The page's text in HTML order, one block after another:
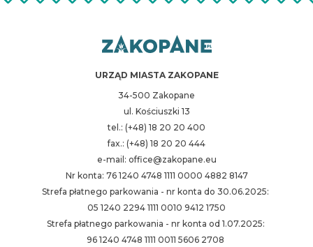
URZĄD MIASTA ZAKOPANE
34-500 Zakopane
ul. Kościuszki 13
tel.: (+48) 18 20 20 400
fax.: (+48) 18 20 20 444
e-mail: office@zakopane.eu
Nr konta: 76 1240 4748 1111 0000 4882 8147
Strefa płatnego parkowania - nr konta do 30.06.2025:
05 1240 2294 1111 0010 9412 1750
Strefa płatnego parkowania - nr konta od 1.07.2025:
96 1240 4748 1111 0011 5606 2708